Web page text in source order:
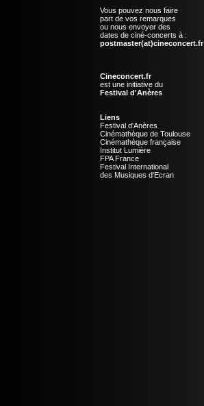
Vous pouvez nous faire
part de vos remarques
ou nous envoyer des
dates de ciné-concerts à :
postmaster(at)cineconcert.fr
Cineconcert.fr
est une initiative du
Festival d'Anères
Liens
Festival d'Anères
Cinémathèque de Toulouse
Cinémathèque française
Institut Lumière
FPA France
Festival International
des Musiques d'Ecran